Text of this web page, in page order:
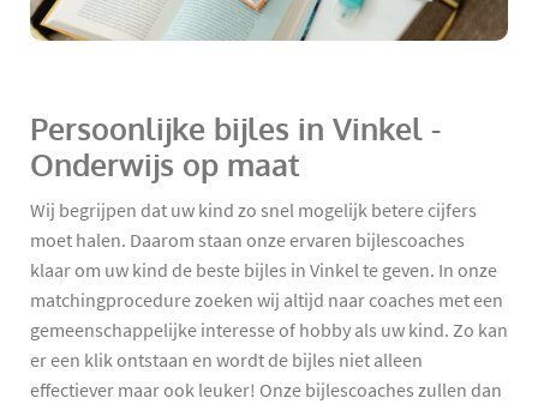
Persoonlijke bijles in Vinkel -
Onderwijs op maat
Wij begrijpen dat uw kind zo snel mogelijk betere cijfers
moet halen. Daarom staan onze ervaren bijlescoaches
klaar om uw kind de beste bijles in Vinkel te geven. In onze
matchingprocedure zoeken wij altijd naar coaches met een
gemeenschappelijke interesse of hobby als uw kind. Zo kan
er een klik ontstaan en wordt de bijles niet alleen
effectiever maar ook leuker! Onze bijlescoaches zullen dan